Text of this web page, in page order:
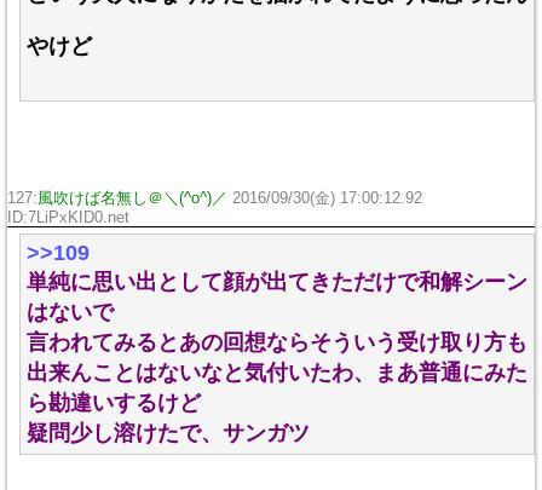
やけど
127:風吹けば名無し＠＼(^o^)／ 2016/09/30(金) 17:00:12.92
ID:7LiPxKID0.net
>>109
単純に思い出として顔が出てきただけで和解シーン
はないで
言われてみるとあの回想ならそういう受け取り方も
出来んことはないなと気付いたわ、まあ普通にみた
ら勘違いするけど
疑問少し溶けたで、サンガツ